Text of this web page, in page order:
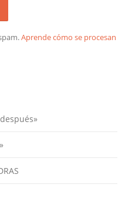
Aprende cómo se procesan